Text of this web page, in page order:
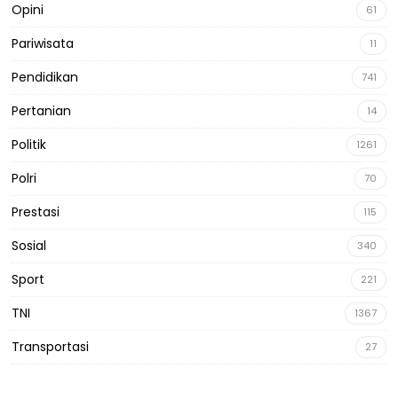
Opini 61
Pariwisata 11
Pendidikan 741
Pertanian 14
Politik 1261
Polri 70
Prestasi 115
Sosial 340
Sport 221
TNI 1367
Transportasi 27